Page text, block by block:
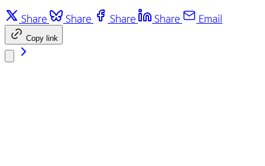
Share Share Share Share Email
Copy link